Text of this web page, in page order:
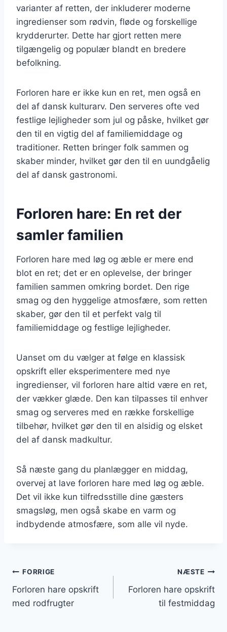
varianter af retten, der inkluderer moderne
ingredienser som rødvin, fløde og forskellige
krydderurter. Dette har gjort retten mere
tilgængelig og populær blandt en bredere
befolkning.
Forloren hare er ikke kun en ret, men også en
del af dansk kulturarv. Den serveres ofte ved
festlige lejligheder som jul og påske, hvilket gør
den til en vigtig del af familiemiddage og
traditioner. Retten bringer folk sammen og
skaber minder, hvilket gør den til en uundgåelig
del af dansk gastronomi.
Forloren hare: En ret der
samler familien
Forloren hare med løg og æble er mere end
blot en ret; det er en oplevelse, der bringer
familien sammen omkring bordet. Den rige
smag og den hyggelige atmosfære, som retten
skaber, gør den til et perfekt valg til
familiemiddage og festlige lejligheder.
Uanset om du vælger at følge en klassisk
opskrift eller eksperimentere med nye
ingredienser, vil forloren hare altid være en ret,
der vækker glæde. Den kan tilpasses til enhver
smag og serveres med en række forskellige
tilbehør, hvilket gør den til en alsidig og elsket
del af dansk madkultur.
Så næste gang du planlægger en middag,
overvej at lave forloren hare med løg og æble.
Det vil ikke kun tilfredsstille dine gæsters
smagsløg, men også skabe en varm og
indbydende atmosfære, som alle vil nyde.
Indlægsnavigation
FORRIGE
Forloren hare opskrift
med rodfrugter
NÆSTE
Forloren hare opskrift
til festmiddag